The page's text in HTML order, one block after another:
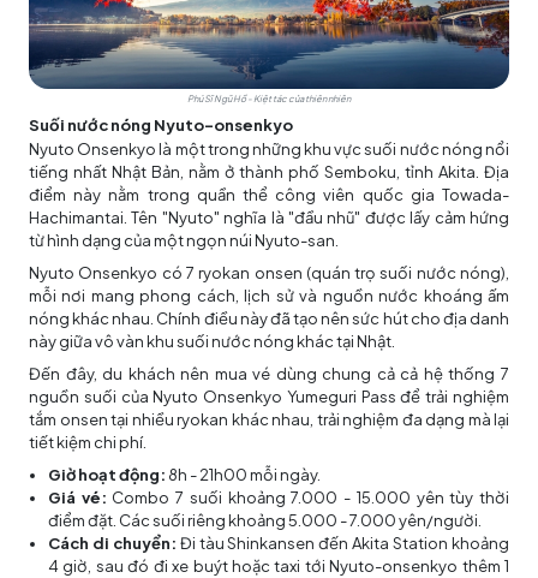
Phú Sĩ Ngũ Hồ - Kiệt tác của thiên nhiên
Suối nước nóng Nyuto-onsenkyo
Nyuto Onsenkyo là một trong những khu vực suối nước nóng nổi
tiếng nhất Nhật Bản, nằm ở thành phố Semboku, tỉnh Akita. Địa
điểm này nằm trong quần thể công viên quốc gia Towada-
Hachimantai. Tên "Nyuto" nghĩa là "đầu nhũ" được lấy cảm hứng
từ hình dạng của một ngọn núi Nyuto-san.
Nyuto Onsenkyo có 7 ryokan onsen (quán trọ suối nước nóng),
mỗi nơi mang phong cách, lịch sử và nguồn nước khoáng ấm
nóng khác nhau. Chính điều này đã tạo nên sức hút cho địa danh
này giữa vô vàn khu suối nước nóng khác tại Nhật.
Đến đây, du khách nên mua vé dùng chung cả cả hệ thống 7
nguồn suối của Nyuto Onsenkyo Yumeguri Pass để trải nghiệm
tắm onsen tại nhiều ryokan khác nhau, trải nghiệm đa dạng mà lại
tiết kiệm chi phí.
Giờ hoạt động: 8h - 21h00 mỗi ngày.
Giá vé: Combo 7 suối khoảng 7.000 - 15.000 yên tùy thời
điểm đặt. Các suối riêng khoảng 5.000 - 7.000 yên/người.
Cách di chuyển: Đi tàu Shinkansen đến Akita Station khoảng
4 giờ, sau đó đi xe buýt hoặc taxi tới Nyuto-onsenkyo thêm 1